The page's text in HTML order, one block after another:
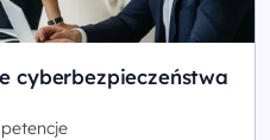
cyberbezpieczeństwa